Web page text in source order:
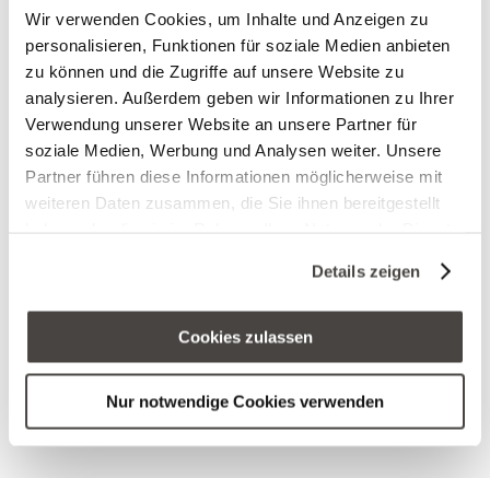
Wir verwenden Cookies, um Inhalte und Anzeigen zu
personalisieren, Funktionen für soziale Medien anbieten
zu können und die Zugriffe auf unsere Website zu
analysieren. Außerdem geben wir Informationen zu Ihrer
Verwendung unserer Website an unsere Partner für
soziale Medien, Werbung und Analysen weiter. Unsere
Partner führen diese Informationen möglicherweise mit
weiteren Daten zusammen, die Sie ihnen bereitgestellt
Cookies, wenn Sie unsere Webseite weiterhin nutzen.
Details zeigen
Cookies zulassen
Nur notwendige Cookies verwenden
zieht das Gel der
Aloe Vera Pflanze
vollständig in die
Haut. Auf seinem
Weg nimmt es alle
„Huckepack“ und
bis in die tieferen
Hautschichten.